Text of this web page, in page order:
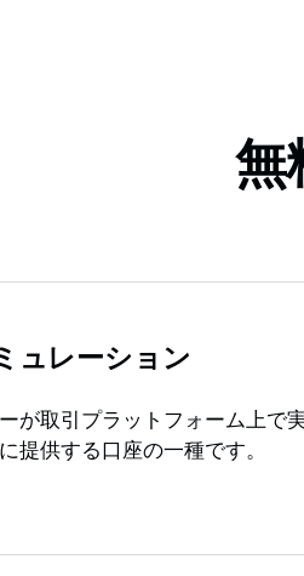
無
ュレーション
が取引プラットフォーム上で
提供する口座の一種です。